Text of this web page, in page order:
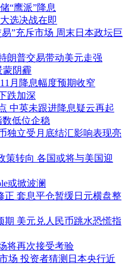
“鹰派”降息
选决战在即
”充斥市场 周末日本政坛巨
朗普交易带动美元走强
蒙阴霾
月降息幅度预期收窄
跌加深
中英未跟进降息疑云再起
数低位企稳
独立受月底结汇影响表现亮
策转向 各国或将与美国迎
或掀波澜
正 套息平仓暂缓日元横盘整
期 美元兑人民币跳水恐慌指
将再次接受考验
场 投资者猜测日本央行近